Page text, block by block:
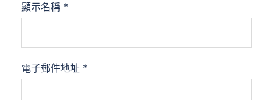
顯示名稱 *
電子郵件地址 *